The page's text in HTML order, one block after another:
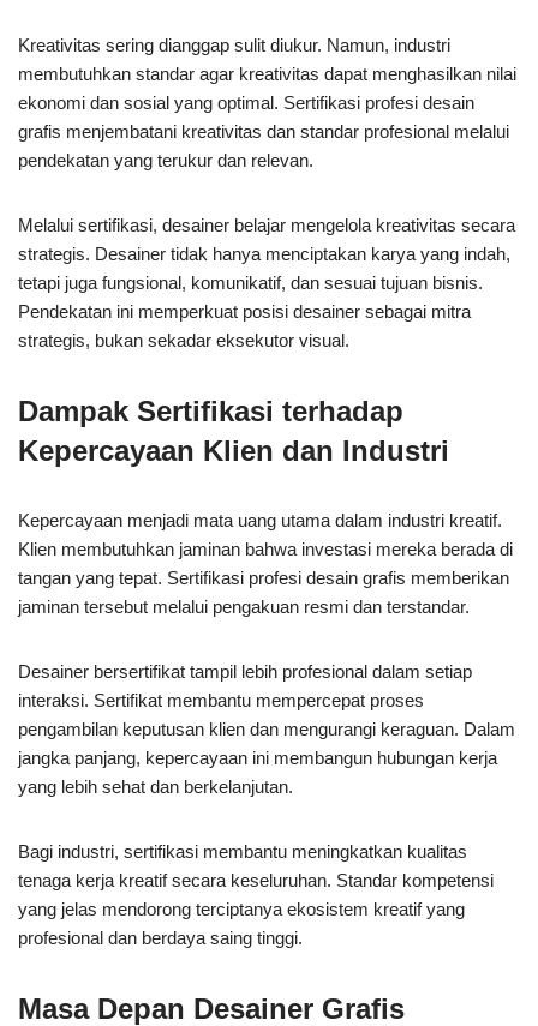
Kreativitas sering dianggap sulit diukur. Namun, industri
membutuhkan standar agar kreativitas dapat menghasilkan nilai
ekonomi dan sosial yang optimal. Sertifikasi profesi desain
grafis menjembatani kreativitas dan standar profesional melalui
pendekatan yang terukur dan relevan.
Melalui sertifikasi, desainer belajar mengelola kreativitas secara
strategis. Desainer tidak hanya menciptakan karya yang indah,
tetapi juga fungsional, komunikatif, dan sesuai tujuan bisnis.
Pendekatan ini memperkuat posisi desainer sebagai mitra
strategis, bukan sekadar eksekutor visual.
Dampak Sertifikasi terhadap
Kepercayaan Klien dan Industri
Kepercayaan menjadi mata uang utama dalam industri kreatif.
Klien membutuhkan jaminan bahwa investasi mereka berada di
tangan yang tepat. Sertifikasi profesi desain grafis memberikan
jaminan tersebut melalui pengakuan resmi dan terstandar.
Desainer bersertifikat tampil lebih profesional dalam setiap
interaksi. Sertifikat membantu mempercepat proses
pengambilan keputusan klien dan mengurangi keraguan. Dalam
jangka panjang, kepercayaan ini membangun hubungan kerja
yang lebih sehat dan berkelanjutan.
Bagi industri, sertifikasi membantu meningkatkan kualitas
tenaga kerja kreatif secara keseluruhan. Standar kompetensi
yang jelas mendorong terciptanya ekosistem kreatif yang
profesional dan berdaya saing tinggi.
Masa Depan Desainer Grafis